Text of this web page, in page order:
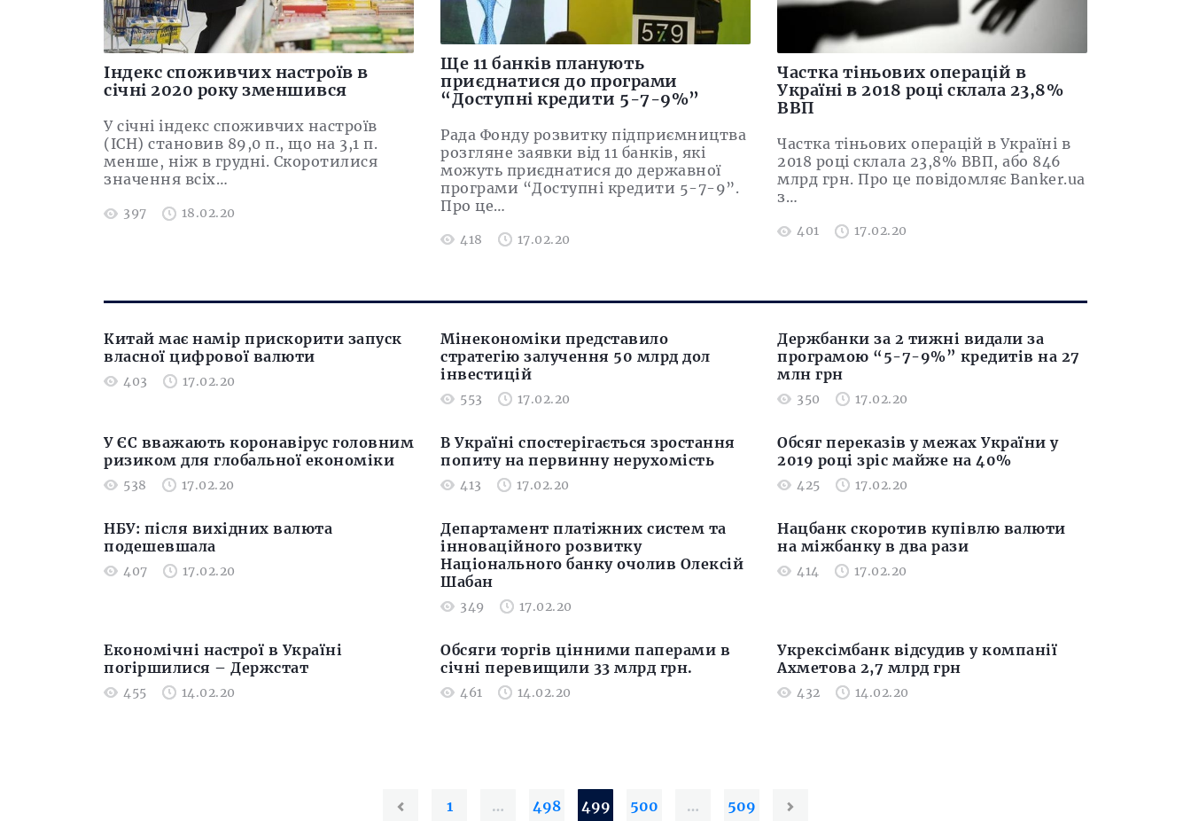
Індекс споживчих настроїв в
січні 2020 року зменшився
У січні індекс споживчих настроїв
(ІСН) становив 89,0 п., що на 3,1 п.
менше, ніж в грудні. Скоротилися
значення всіх…
397 18.02.20
Ще 11 банків планують
приєднатися до програми
“Доступні кредити 5-7-9%”
Рада Фонду розвитку підприємництва
розгляне заявки від 11 банків, які
можуть приєднатися до державної
програми “Доступні кредити 5-7-9”.
Про це…
418 17.02.20
Частка тіньових операцій в
Україні в 2018 році склала 23,8%
ВВП
Частка тіньових операцій в Україні в
2018 році склала 23,8% ВВП, або 846
млрд грн. Про це повідомляє Banker.ua
з…
401 17.02.20
Китай має намір прискорити запуск
власної цифрової валюти
403 17.02.20
Мінекономіки представило
стратегію залучення 50 млрд дол
інвестицій
553 17.02.20
Держбанки за 2 тижні видали за
програмою “5-7-9%” кредитів на 27
млн грн
350 17.02.20
У ЄС вважають коронавірус головним
ризиком для глобальної економіки
538 17.02.20
В Україні спостерігається зростання
попиту на первинну нерухомість
413 17.02.20
Обсяг переказів у межах України у
2019 році зріс майже на 40%
425 17.02.20
НБУ: після вихідних валюта
подешевшала
407 17.02.20
Департамент платіжних систем та
інноваційного розвитку
Національного банку очолив Олексій
Шабан
349 17.02.20
Нацбанк скоротив купівлю валюти
на міжбанку в два рази
414 17.02.20
Економічні настрої в Україні
погіршилися – Держстат
455 14.02.20
Обсяги торгів цінними паперами в
січні перевищили 33 млрд грн.
461 14.02.20
Укрексімбанк відсудив у компанії
Ахметова 2,7 млрд грн
432 14.02.20
1 … 498 499 500 … 509